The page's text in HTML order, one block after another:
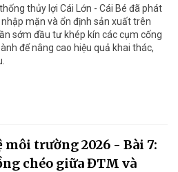
thủy lợi Cái Lớn - Cái Bé đã phát
mặn và ổn định sản xuất trên
sớm đầu tư khép kín các cụm cống
để nâng cao hiệu quả khai thác,
môi trường 2026 - Bài 7:
chéo giữa ĐTM và